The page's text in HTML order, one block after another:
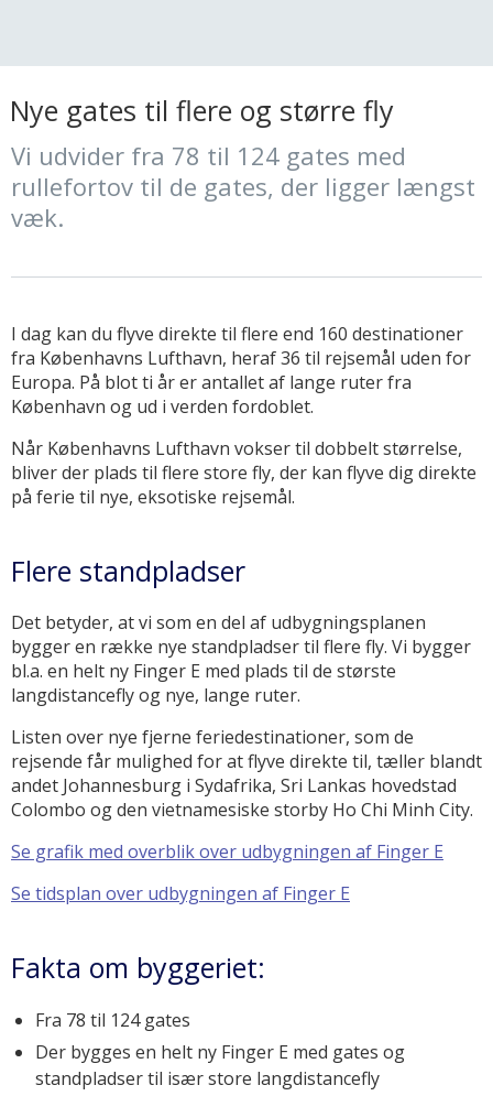
Nye gates til flere og større fly
Vi udvider fra 78 til 124 gates med
rullefortov til de gates, der ligger længst
væk.
I dag kan du flyve direkte til flere end 160 destinationer
fra Københavns Lufthavn, heraf 36 til rejsemål uden for
Europa. På blot ti år er antallet af lange ruter fra
København og ud i verden fordoblet.
Når Københavns Lufthavn vokser til dobbelt størrelse,
bliver der plads til flere store fly, der kan flyve dig direkte
på ferie til nye, eksotiske rejsemål.
Flere standpladser
Det betyder, at vi som en del af udbygningsplanen
bygger en række nye standpladser til flere fly. Vi bygger
bl.a. en helt ny Finger E med plads til de største
langdistancefly og nye, lange ruter.
Listen over nye fjerne feriedestinationer, som de
rejsende får mulighed for at flyve direkte til, tæller blandt
andet Johannesburg i Sydafrika, Sri Lankas hovedstad
Colombo og den vietnamesiske storby Ho Chi Minh City.
Se grafik med overblik over udbygningen af Finger E
Se tidsplan over udbygningen af Finger E
Fakta om byggeriet:
Fra 78 til 124 gates
Der bygges en helt ny Finger E med gates og
standpladser til især store langdistancefly